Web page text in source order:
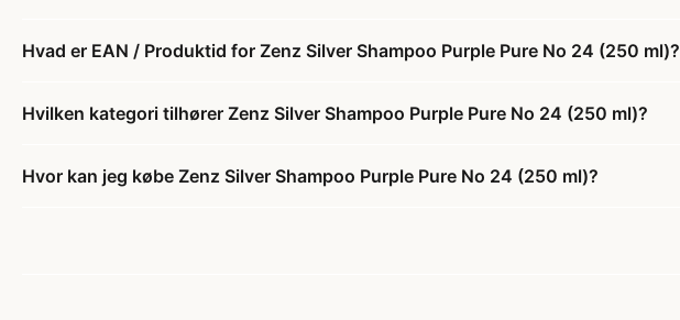
Hvad er EAN / Produktid for Zenz Silver Shampoo Purple Pure No 24 (250 ml)?
Hvilken kategori tilhører Zenz Silver Shampoo Purple Pure No 24 (250 ml)?
Hvor kan jeg købe Zenz Silver Shampoo Purple Pure No 24 (250 ml)?